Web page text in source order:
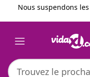
Précédent
Suivant
Nous suspendons